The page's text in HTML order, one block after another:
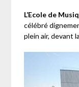
L’Ecole de
célébré
plein air, devant